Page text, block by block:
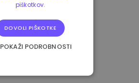
piškotkov.
DOVOLI PIŠKOTKE
POKAŽI PODROBNOSTI